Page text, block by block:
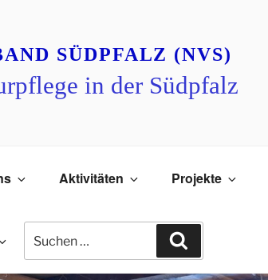
SÜDPFALZ (NVS)
in der Südpfalz
Aktivitäten Projekte
nach: